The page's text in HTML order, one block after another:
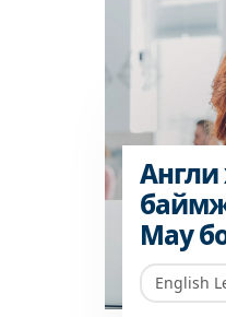
Англи
May
English